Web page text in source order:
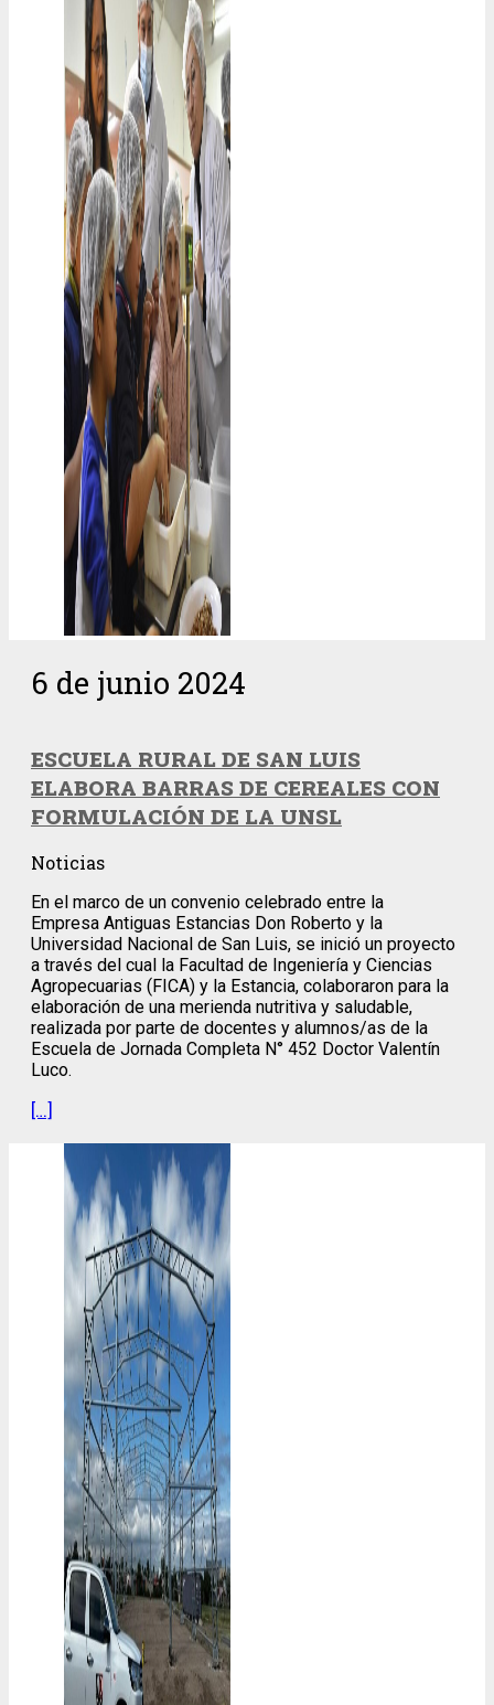
6 de junio 2024
ESCUELA RURAL DE SAN LUIS
ELABORA BARRAS DE CEREALES CON
FORMULACIÓN DE LA UNSL
Noticias
En el marco de un convenio celebrado entre la
Empresa Antiguas Estancias Don Roberto y la
Universidad Nacional de San Luis, se inició un proyecto
a través del cual la Facultad de Ingeniería y Ciencias
Agropecuarias (FICA) y la Estancia, colaboraron para la
elaboración de una merienda nutritiva y saludable,
realizada por parte de docentes y alumnos/as de la
Escuela de Jornada Completa N° 452 Doctor Valentín
Luco.
[…]